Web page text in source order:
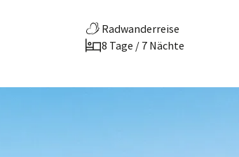
Radwanderreise
8 Tage / 7 Nächte